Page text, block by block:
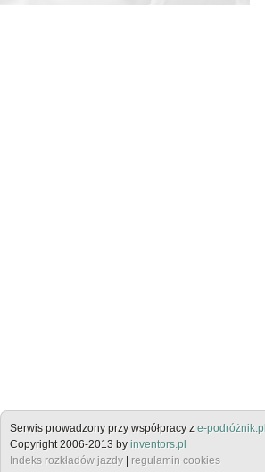
Serwis prowadzony przy współpracy z e-podróżnik.pl
Copyright 2006-2013 by inventors.pl
Indeks rozkładów jazdy
regulamin cookies